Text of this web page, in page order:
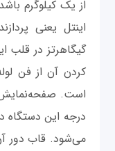
گیگاهرتز در
کردن آن از فن